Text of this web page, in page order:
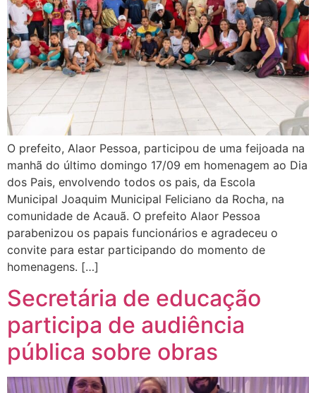
O prefeito, Alaor Pessoa, participou de uma feijoada na
manhã do último domingo 17/09 em homenagem ao Dia
dos Pais, envolvendo todos os pais, da Escola
Municipal Joaquim Municipal Feliciano da Rocha, na
comunidade de Acauã. O prefeito Alaor Pessoa
parabenizou os papais funcionários e agradeceu o
convite para estar participando do momento de
homenagens. […]
Secretária de educação
participa de audiência
pública sobre obras